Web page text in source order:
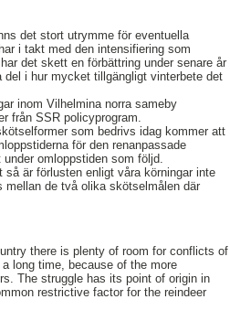
det stort utrymme för eventuella
i takt med den intensifiering som
det skett en förbättring under senare år
i hur mycket tillgängligt vinterbete det
inom Vilhelmina norra sameby
från SSR policyprogram.
som bedrivs idag kommer att
för den renanpassade
omloppstiden som följd.
är förlusten enligt våra körningar inte
mellan de två olika skötselmålen där
there is plenty of room for conflicts of
long time, because of the more
The struggle has its point of origin in
restrictive factor for the reindeer